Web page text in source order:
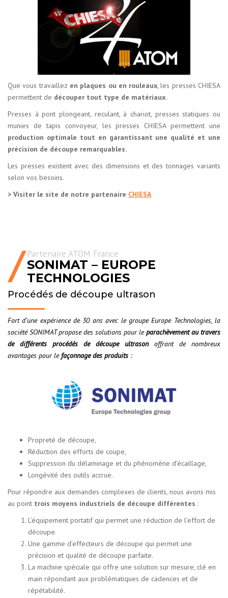
Que vous travaillez en plaques ou en rouleaux, les presses CHIESA
permettent de découper tout type de matériaux.
Presses à pont plongeant, reculant, à chariot, presses statiques ou
munies de tapis convoyeur, les presses CHIESA permettent une
production optimale tout en garantissant une qualité et une
précision de découpe remarquables.
Les presses existent avec des dimensions et des tonnages variants
selon vos besoins.
> Visiter le site de notre partenaire CHIESA
Partenaire ATOM France
SONIMAT – EUROPE
TECHNOLOGIES
Procédés de découpe ultrason
Fort d’une expérience de 30 ans avec le groupe Europe Technologies, la
société SONIMAT propose des solutions pour leparachèvement au travers
de différents procédés de découpe ultrasonoffrant de nombreux
avantages pour le façonnage des produits :
Propreté de découpe,
Réduction des efforts de coupe,
Suppression du délaminage et du phénomène d’écaillage,
Longévité des outils accrue.
Pour répondre aux demandes complexes de clients, nous avons mis
au point trois moyens industriels de découpe différentes :
L’équipement portatif qui permet une réduction de l’effort de
découpe.
Une gamme d’effecteurs de découpe qui permet une
précision et qualité de découpe parfaite.
La machine spéciale qui offre une solution sur mesure, clé en
main répondant aux problématiques de cadences et de
répétabilité.